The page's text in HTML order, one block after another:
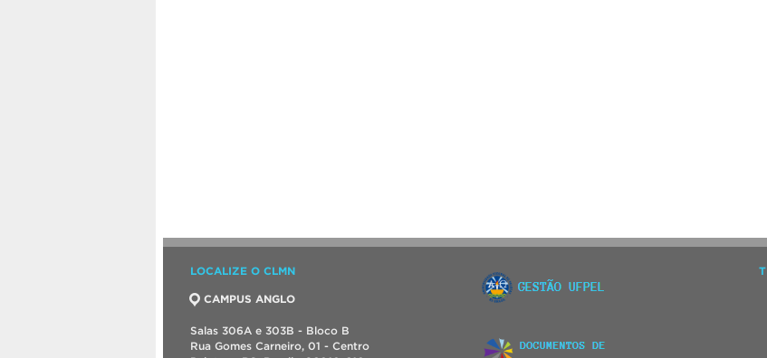
LOCALIZE O CLMN
CAMPUS ANGLO
Salas 306A e 303B - Bloco B
Rua Gomes Carneiro, 01 - Centro